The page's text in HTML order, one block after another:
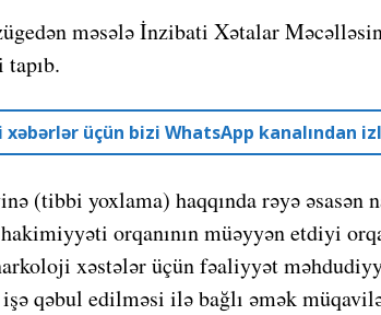
məsələ İnzibati Xətalar
xəbərlər üçün bizi WhatsApp kanalından
(tibbi yoxlama) haqqında rəyə əsasən
orqanının müəyyən etdiyi
xəstələr üçün fəaliyyət
qəbul edilməsi ilə bağlı əmək